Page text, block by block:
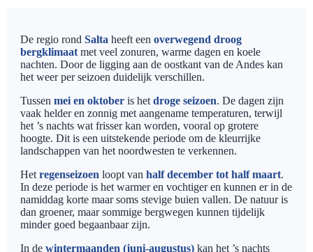
De regio rond Salta heeft een overwegend droog
bergklimaat met veel zonuren, warme dagen en koele
nachten. Door de ligging aan de oostkant van de Andes kan
het weer per seizoen duidelijk verschillen.
Tussen mei en oktober is het droge seizoen. De dagen zijn
vaak helder en zonnig met aangename temperaturen, terwijl
het ’s nachts wat frisser kan worden, vooral op grotere
hoogte. Dit is een uitstekende periode om de kleurrijke
landschappen van het noordwesten te verkennen.
Het regenseizoen loopt van half december tot half maart.
In deze periode is het warmer en vochtiger en kunnen er in de
namiddag korte maar soms stevige buien vallen. De natuur is
dan groener, maar sommige bergwegen kunnen tijdelijk
minder goed begaanbaar zijn.
In de wintermaanden (juni-augustus) kan het ’s nachts